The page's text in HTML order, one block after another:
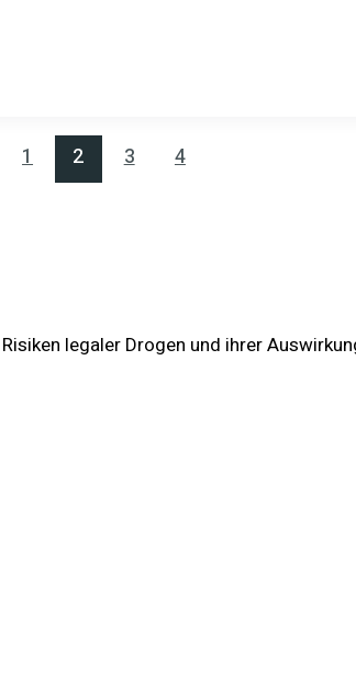
1 2 3 4
legaler Drogen und ihrer